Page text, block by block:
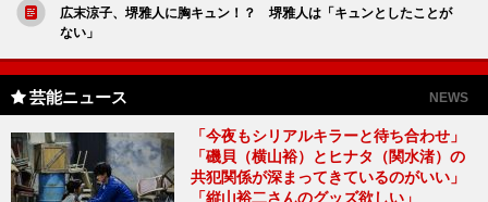
広末涼子、堺雅人に胸キュン！？ 堺雅人は「キュンとしたことが
ない」
芸能ニュース NEWS
「今夜もシリアルキラーと待ち合わせ」
「磯貝（横山裕）とヒナタ（関水渚）の
共犯関係が深まってきているのがいい」
「縦山裕二さんのグッズ欲しい」